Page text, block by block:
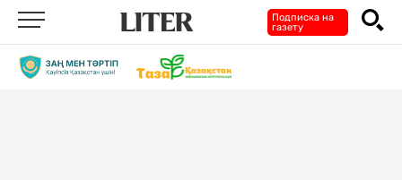
Подписка на
газету